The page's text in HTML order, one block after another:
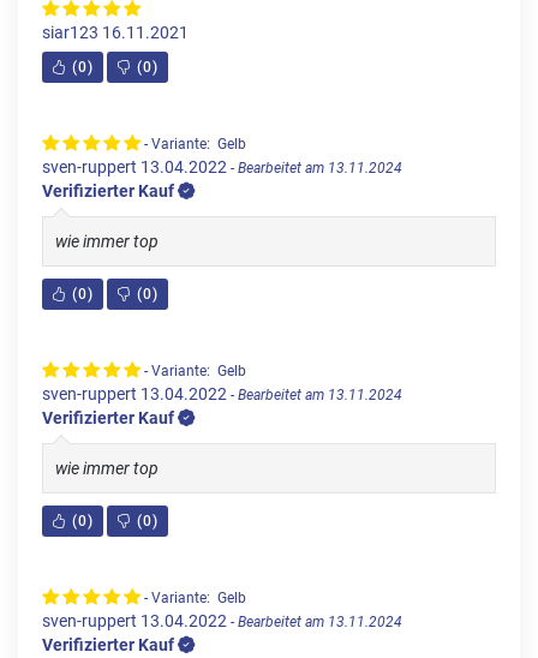
siar123 16.11.2021
(0) (0)
- Variante: Gelb
sven-ruppert 13.04.2022 - Bearbeitet am 13.11.2024
Verifizierter Kauf
wie immer top
(0) (0)
- Variante: Gelb
sven-ruppert 13.04.2022 - Bearbeitet am 13.11.2024
Verifizierter Kauf
wie immer top
(0) (0)
- Variante: Gelb
sven-ruppert 13.04.2022 - Bearbeitet am 13.11.2024
Verifizierter Kauf